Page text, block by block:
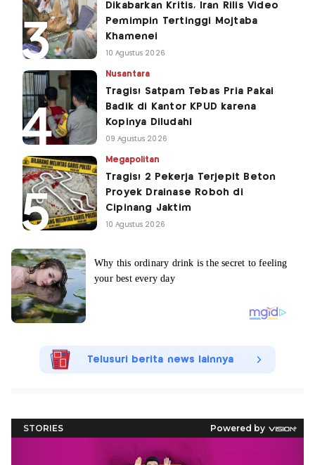
Dikabarkan Kritis, Iran Rilis Video
Pemimpin Tertinggi Mojtaba
Khamenei
10 Agustus 2026
Nusantara
Tragis! Satpam Tebas Pria Pakai
Badik di Kantor KPUD karena
Kopinya Diludahi
09 Agustus 2026
Megapolitan
Tragis! 2 Pekerja Terjepit Beton
Proyek Drainase Roboh di
Cipinang Jaktim
10 Agustus 2026
Telusuri berita news lainnya